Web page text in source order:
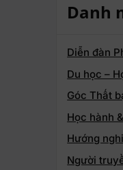
Danh
Diễn đàn
Du học –
Góc Thất
Học hành
Hướng
Người